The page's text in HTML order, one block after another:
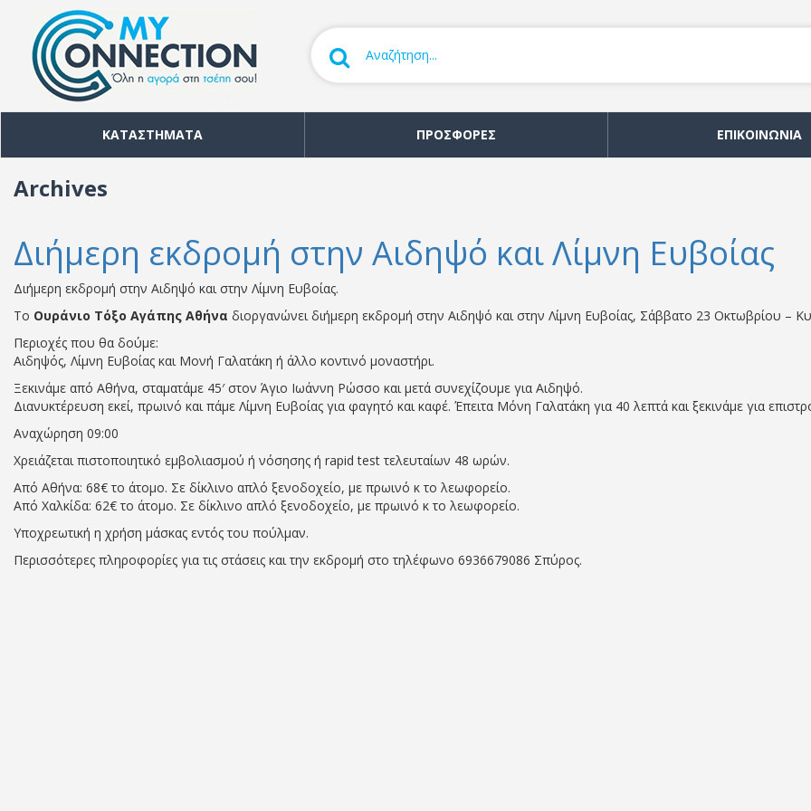
ΚΑΤΑΣΤΗΜΑΤΑ ΠΡΟΣΦΟΡΕΣ ΕΠΙΚΟΙΝΩΝΙΑ
Archives
Διήμερη εκδρομή στην Αιδηψό και Λίμνη Ευβοίας
Διήμερη εκδρομή στην Αιδηψό και στην Λίμνη Ευβοίας.
Το Ουράνιο Τόξο Αγάπης Αθήνα διοργανώνει διήμερη εκδρομή στην Αιδηψό και στην Λίμνη Ευβοίας, Σάββατο 23 Οκτωβρίου –
Περιοχές που θα δούμε:
Αιδηψός, Λίμνη Ευβοίας και Μονή Γαλατάκη ή άλλο κοντινό μοναστήρι.
Ξεκινάμε από Αθήνα, σταματάμε 45′ στον Άγιο Ιωάννη Ρώσσο και μετά συνεχίζουμε για Αιδηψό.
Διανυκτέρευση εκεί, πρωινό και πάμε Λίμνη Ευβοίας για φαγητό και καφέ. Έπειτα Μόνη Γαλατάκη για 40 λεπτά και ξεκινάμε για
Αναχώρηση 09:00
Χρειάζεται πιστοποιητικό εμβολιασμού ή νόσησης ή rapid test τελευταίων 48 ωρών.
Από Αθήνα: 68€ το άτομο. Σε δίκλινο απλό ξενοδοχείο, με πρωινό κ το λεωφορείο.
Από Χαλκίδα: 62€ το άτομο. Σε δίκλινο απλό ξενοδοχείο, με πρωινό κ το λεωφορείο.
Υποχρεωτική η χρήση μάσκας εντός του πούλμαν.
Περισσότερες πληροφορίες για τις στάσεις και την εκδρομή στο τηλέφωνο 6936679086 Σπύρος.